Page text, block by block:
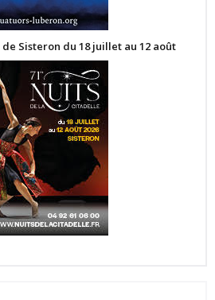
Sisteron du 18 juillet au 12 août